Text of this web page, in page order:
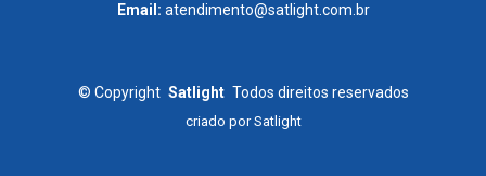
Email: atendimento@satlight.com.br
© Copyright Satlight Todos direitos reservados
criado porSatlight